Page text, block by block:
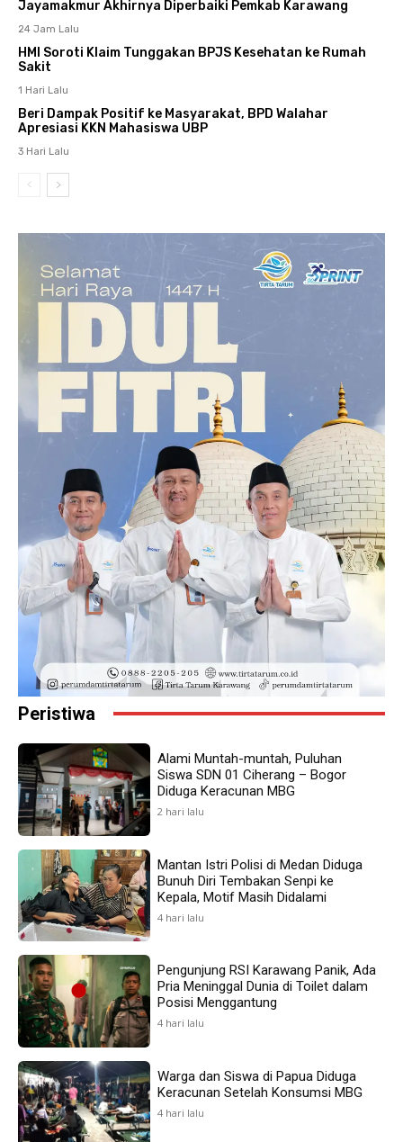
Jayamakmur Akhirnya Diperbaiki Pemkab Karawang
24 Jam Lalu
HMI Soroti Klaim Tunggakan BPJS Kesehatan ke Rumah
Sakit
1 Hari Lalu
Beri Dampak Positif ke Masyarakat, BPD Walahar
Apresiasi KKN Mahasiswa UBP
3 Hari Lalu
Peristiwa
Alami Muntah-muntah, Puluhan
Siswa SDN 01 Ciherang – Bogor
Diduga Keracunan MBG
2 hari lalu
Mantan Istri Polisi di Medan Diduga
Bunuh Diri Tembakan Senpi ke
Kepala, Motif Masih Didalami
4 hari lalu
Pengunjung RSI Karawang Panik, Ada
Pria Meninggal Dunia di Toilet dalam
Posisi Menggantung
4 hari lalu
Warga dan Siswa di Papua Diduga
Keracunan Setelah Konsumsi MBG
4 hari lalu